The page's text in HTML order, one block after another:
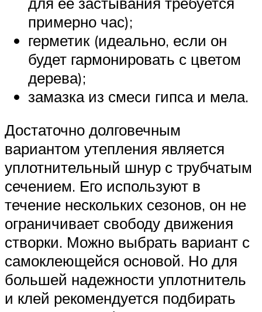
примерно час);
герметик (идеально, если он
будет гармонировать с цветом
дерева);
замазка из смеси гипса и мела.
Достаточно долговечным
вариантом утепления является
уплотнительный шнур с трубчатым
сечением. Его используют в
течение нескольких сезонов, он не
ограничивает свободу движения
створки. Можно выбрать вариант с
самоклеющейся основой. Но для
большей надежности уплотнитель
и клей рекомендуется подбирать